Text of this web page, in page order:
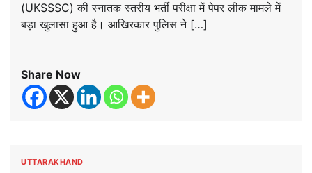
(UKSSSC) की स्नातक स्तरीय भर्ती परीक्षा में पेपर लीक मामले में
बड़ा खुलासा हुआ है। आखिरकार पुलिस ने […]
Share Now
UTTARAKHAND